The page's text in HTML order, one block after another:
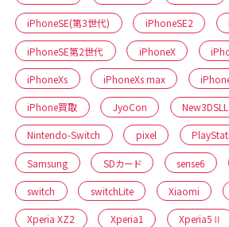
iPhoneSE(第3世代) iPhoneSE2
iPhoneSE第2世代 iPhoneX
iPhoneXs iPhoneXs max
iPhone買取 JyoCon New3DSLL
Nintendo-Switch pixel
Samsung SDカード sense6
switch switchLite Xiaomi
Xperia XZ2 Xperia1 Xperia5Ⅱ